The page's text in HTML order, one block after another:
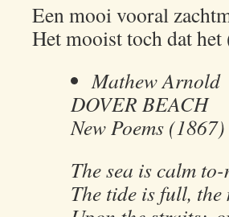
Een mooi vooral
Het mooist toch dat
Mathew Arnold
DOVER BEACH
New Poems (1867)
The sea is calm
The tide is full,